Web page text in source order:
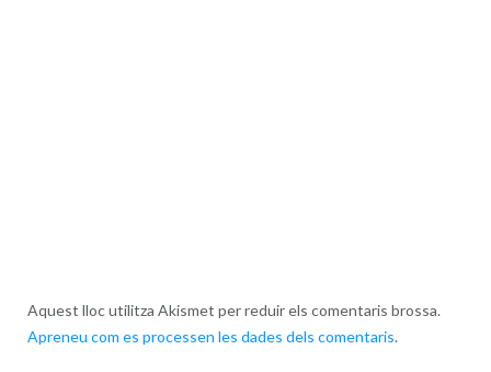
Aquest lloc utilitza Akismet per reduir els comentaris brossa.
Apreneu com es processen les dades dels comentaris.